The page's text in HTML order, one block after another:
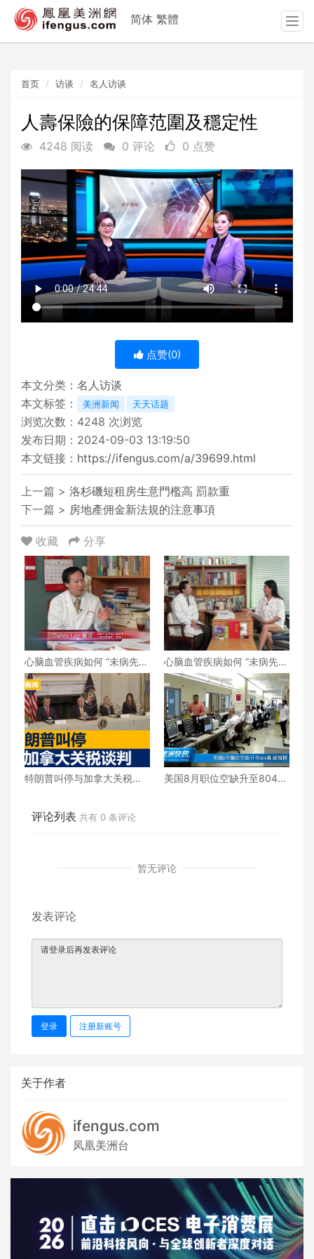
首页 访谈 名人访谈
人壽保險的保障范圍及穩定性
4248 阅读 0 评论 0 点赞
点赞(0)
本文分类： 名人访谈
本文标签：
美洲新闻 天天话题
浏览次数： 4248 次浏览
发布日期：2024-09-03 13:19:50
本文链接： https://ifengus.com/a/39699.html
上一篇 > 洛杉磯短租房生意門檻高 罰款重
下一篇 > 房地產佣金新法規的注意事項
收藏 分享
心脑血管疾病如何 “未病先
防、既病防变” ？下
心脑血管疾病如何 “未病先
防、既病防变” ？上
特朗普叫停与加拿大关税谈
美国8月职位空缺升至804万
评论列表 共有 0 条评论
暂无评论
发表评论
登录 注册新账号
关于作者
ifengus.com
凤凰美洲台
简体 繁體
T
o
g
a
t
i
o
n